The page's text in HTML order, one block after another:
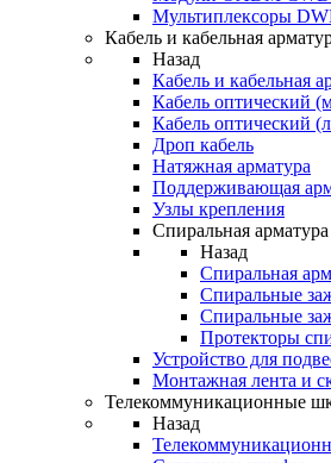
Мультиплексоры
Кабель и кабельная
Назад
Кабель и кабельная
Кабель оптический
Кабель оптический
Дроп кабель
Натяжная арматура
Поддерживающая
Узлы крепления
Спиральная арматура
Назад
Спиральная
Спиральные
Спиральные
Протекторы
Устройство для
Монтажная лента и
Телекоммуникационные
Назад